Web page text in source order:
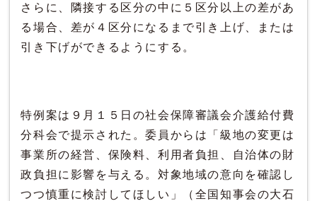
さらに、隣接する区分の中に５区分以上の差があ
る場合、差が４区分になるまで引き上げ、または
引き下げができるようにする。
特例案は９月１５日の社会保障審議会介護給付費
分科会で提示された。委員からは「級地の変更は
事業所の経営、保険料、利用者負担、自治体の財
政負担に影響を与える。対象地域の意向を確認し
つつ慎重に検討してほしい」（全国知事会の大石